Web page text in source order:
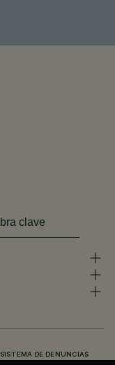
SISTEMA DE DENUNCIAS